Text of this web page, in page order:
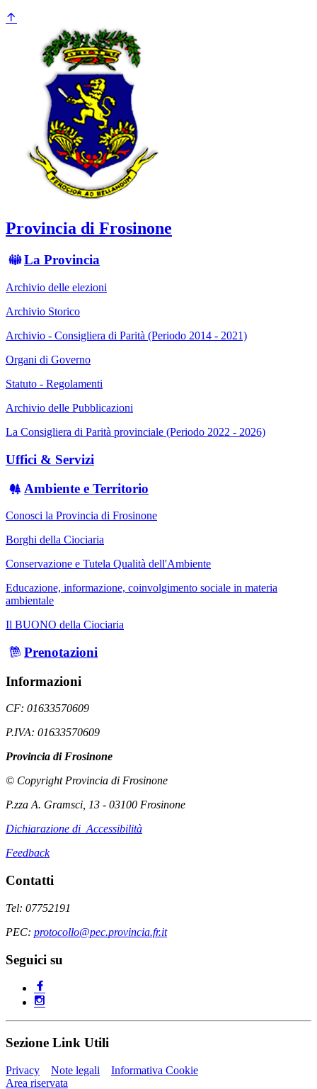
Provincia di Frosinone
La Provincia
Archivio delle elezioni
Archivio Storico
Archivio - Consigliera di Parità (Periodo 2014 - 2021)
Organi di Governo
Statuto - Regolamenti
Archivio delle Pubblicazioni
La Consigliera di Parità provinciale (Periodo 2022 - 2026)
Uffici & Servizi
Ambiente e Territorio
Conosci la Provincia di Frosinone
Borghi della Ciociaria
Conservazione e Tutela Qualità dell'Ambiente
Educazione, informazione, coinvolgimento sociale in materia
ambientale
Il BUONO della Ciociaria
Prenotazioni
Informazioni
CF: 01633570609
P.IVA: 01633570609
Provincia di Frosinone
© Copyright Provincia di Frosinone
P.zza A. Gramsci, 13 - 03100 Frosinone
Dichiarazione di Accessibilità
Feedback
Contatti
Tel: 07752191
PEC: protocollo@pec.provincia.fr.it
Seguici su
Sezione Link Utili
Privacy Note legali
Informativa Cookie
Area riservata